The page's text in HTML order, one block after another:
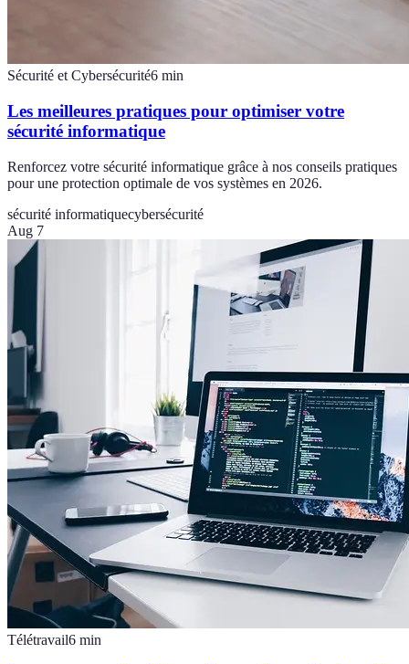
Sécurité et Cybersécurité6 min
Les meilleures pratiques pour optimiser votre
sécurité informatique
Renforcez votre sécurité informatique grâce à nos conseils pratiques
pour une protection optimale de vos systèmes en 2026.
sécurité informatiquecybersécurité
Aug 7
Télétravail6 min